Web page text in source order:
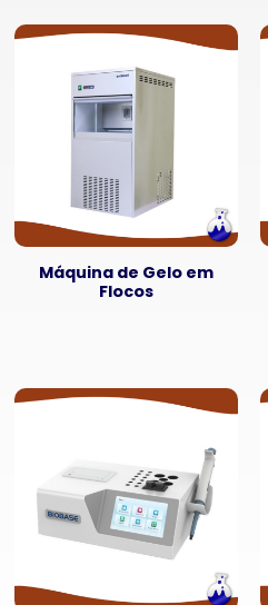
Máquina de Gelo em
Flocos